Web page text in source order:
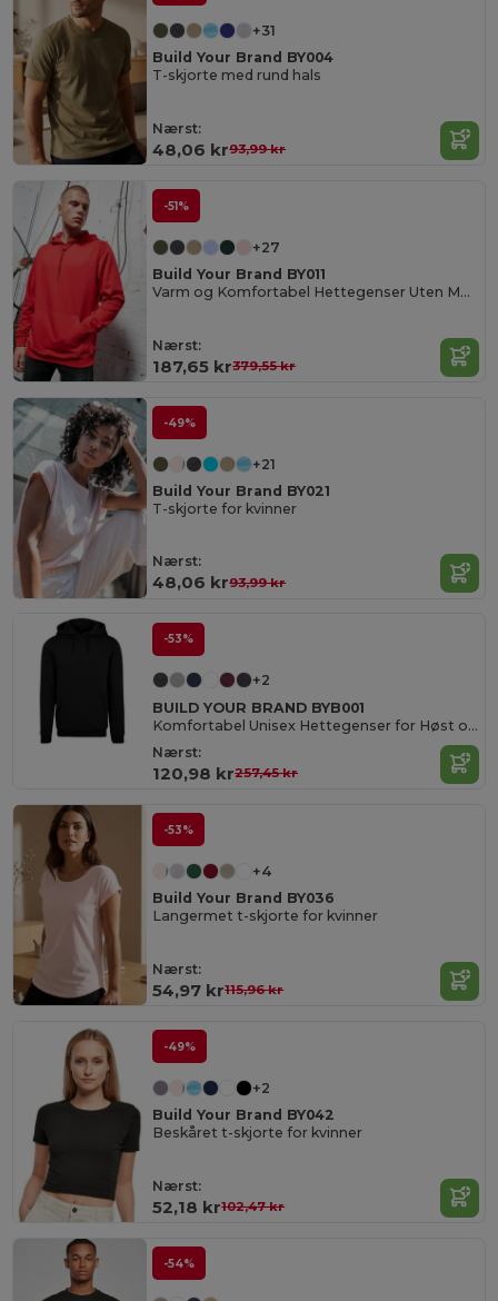
+31
Build Your Brand BY004
T-skjorte med rund hals
Nærst:
48,06 kr93,99 kr
-51%
+27
Build Your Brand BY011
Varm og Komfortabel Hettegenser Uten Merke
Nærst:
187,65 kr379,55 kr
-49%
+21
Build Your Brand BY021
T-skjorte for kvinner
Nærst:
48,06 kr93,99 kr
-53%
+2
BUILD YOUR BRAND BYB001
Komfortabel Unisex Hettegenser for Høst og Vinter
Nærst:
120,98 kr257,45 kr
-53%
+4
Build Your Brand BY036
Langermet t-skjorte for kvinner
Nærst:
54,97 kr115,96 kr
-49%
+2
Build Your Brand BY042
Beskåret t-skjorte for kvinner
Nærst:
52,18 kr102,47 kr
-54%